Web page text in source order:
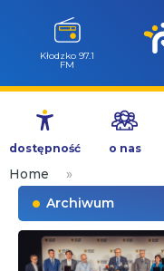
Przejdź
treści
Kłodzko 97.1
FM
dostępność o nas
Home
»
Archiwum